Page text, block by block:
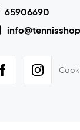
65906690